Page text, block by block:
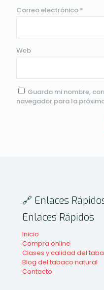
Correo electrónico *
Web
Guarda mi nombre,
navegador para la
🔗 Enlaces
Enlaces Rápidos
Inicio
Compra online
Clases y calidad del
Blog del tabaco natural
Contacto